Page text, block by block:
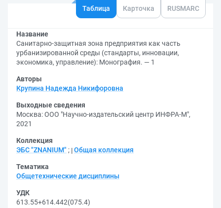
Таблица Карточка RUSMARC
Название
Санитарно-защитная зона предприятия как часть
урбанизированной среды (стандарты, инновации,
экономика, управление): Монография. — 1
Авторы
Крупина Надежда Никифоровна
Выходные сведения
Москва: ООО "Научно-издательский центр ИНФРА-М",
2021
Коллекция
ЭБС "ZNANIUM" ; Общая коллекция
Тематика
Общетехнические дисциплины
УДК
613.55+614.442(075.4)